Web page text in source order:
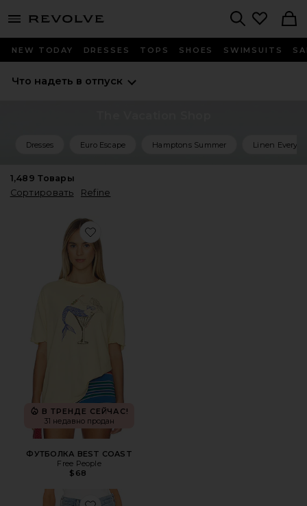
menu - shows more content
NEW TODAY DRESSES TOPS SHOES SWIMSUITS
Что надеть в отпуск
Dresses Euro Escape Hamptons Summer Linen
1,489 Товары
Сортировать
Refine
Favorite ФУТБОЛКА BEST COAST
В ТРЕНДЕ СЕЙЧАС!
31 недавно продан
ФУТБОЛКА BEST COAST
Free People
$68